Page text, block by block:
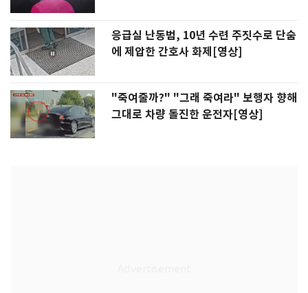
응급실 난동범, 10년 수련 주짓수로 단숨
에 제압한 간호사 화제[영상]
"죽여줄까?" "그래 죽여라" 보행자 향해
그대로 차량 돌진한 운전자[영상]